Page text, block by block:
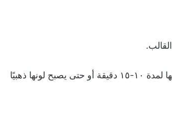
قم بوضع قوالب الكيك في الفرن المُسخّن مسبقاً واتركها لمدة ١٠-١٥ دقيقة أو حتى يصبح لونها ذهبيًا